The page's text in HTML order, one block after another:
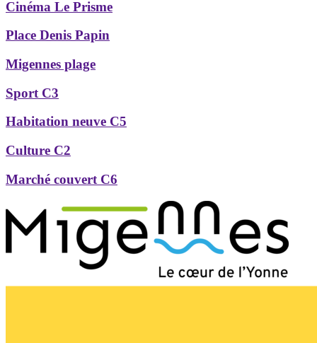
Cinéma Le Prisme
Place Denis Papin
Migennes plage
Sport C3
Habitation neuve C5
Culture C2
Marché couvert C6
Précédent
Suivant